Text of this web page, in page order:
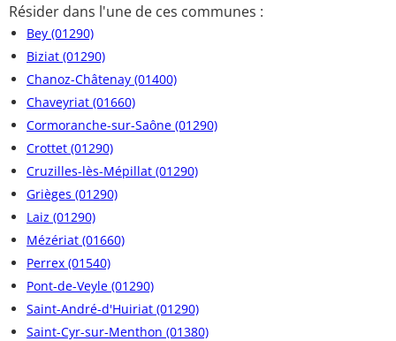
Résider dans l'une de ces communes :
Bey (01290)
Biziat (01290)
Chanoz-Châtenay (01400)
Chaveyriat (01660)
Cormoranche-sur-Saône (01290)
Crottet (01290)
Cruzilles-lès-Mépillat (01290)
Grièges (01290)
Laiz (01290)
Mézériat (01660)
Perrex (01540)
Pont-de-Veyle (01290)
Saint-André-d'Huiriat (01290)
Saint-Cyr-sur-Menthon (01380)